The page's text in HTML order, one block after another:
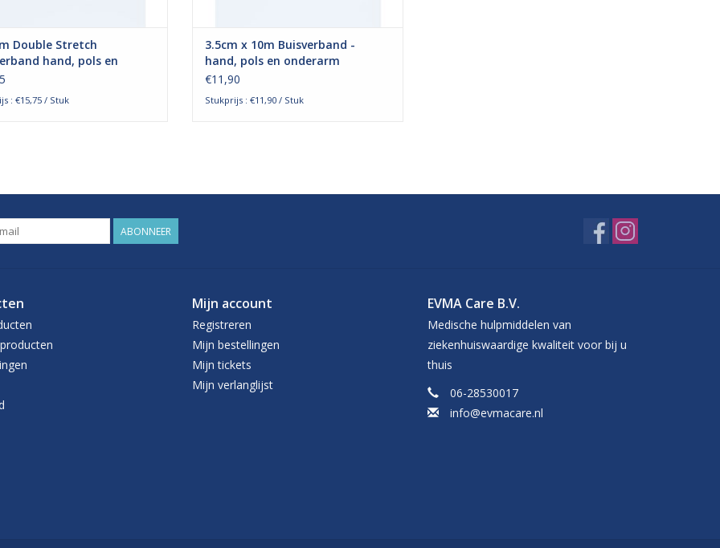
Double Stretch
hand, pols en
: €15,75 / Stuk
3.5cm x 10m Buisverband -
hand, pols en onderarm
€11,90
Stukprijs : €11,90 / Stuk
ABONNEER
Mijn account
Registreren
Mijn bestellingen
Mijn tickets
Mijn verlanglijst
EVMA Care B.V.
Medische hulpmiddelen van
ziekenhuiswaardige kwaliteit voor bij u
thuis
06-28530017
info@evmacare.nl